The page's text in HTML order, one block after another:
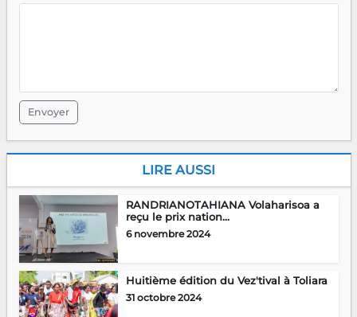
Envoyer
LIRE AUSSI
RANDRIANOTAHIANA Volaharisoa a
reçu le prix nation...
6 novembre 2024
Huitième édition du Vez'tival à Toliara
31 octobre 2024